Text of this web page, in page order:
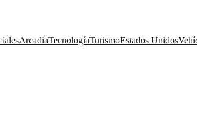
ArcadiaTecnologíaTurismoEstados Unidos